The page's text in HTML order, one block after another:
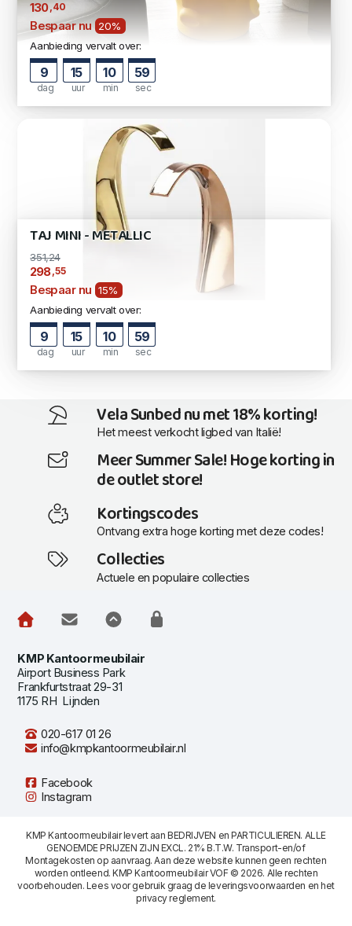
130 ,40
Bespaar nu 20%
Aanbieding vervalt over:
9
dag
15
uur
10
min
58
sec
TAJ MINI - METALLIC
351,24
298 ,55
Bespaar nu 15%
Aanbieding vervalt over:
9
dag
15
uur
10
min
58
sec
Vela Sunbed nu met 18% korting!
Het meest verkocht ligbed van Italië!
Meer Summer Sale! Hoge korting in
de outlet store!
Kortingscodes
Ontvang extra hoge korting met deze codes!
Collecties
Actuele en populaire collecties
KMP Kantoormeubilair
Airport Business Park
Frankfurtstraat 29-31
1175 RH Lijnden
020-617 01 26
info@kmpkantoormeubilair.nl
Facebook
Instagram
KMP Kantoormeubilair levert aan BEDRIJVEN en PARTICULIEREN. ALLE
GENOEMDE PRIJZEN ZIJN EXCL. 21% B.T.W. Transport-en/of
Montagekosten op aanvraag. Aan deze website kunnen geen rechten
worden ontleend. KMP Kantoormeubilair VOF © 2026. Alle rechten
voorbehouden. Lees voor gebruik graag de leveringsvoorwaarden en het
privacy reglement.